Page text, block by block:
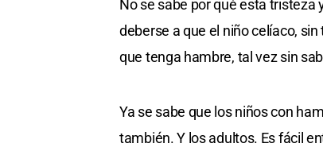
No se sabe por qué esta tristeza
deberse a que el niño celíaco,
que tenga hambre, tal vez sin
Ya se sabe que los niños con
también. Y los adultos. Es fácil